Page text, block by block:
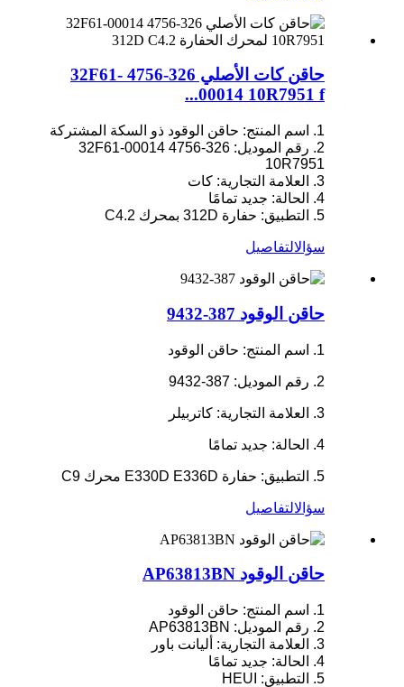
حاقن كات الأصلي 326-4756 32F61-
00014 10R7951 f...
1. اسم المنتج: حاقن الوقود ذو السكة المشتركة
2. رقم الموديل: 326-4756 32F61-00014
10R7951
3. العلامة التجارية: كات
4. الحالة: جديد تمامًا
5. التطبيق: حفارة 312D بمحرك C4.2
سؤالالتفاصيل
حاقن الوقود 387-9432
1. اسم المنتج: حاقن الوقود
2. رقم الموديل: 387-9432
3. العلامة التجارية: كاتربيلر
4. الحالة: جديد تمامًا
5. التطبيق: حفارة E330D E336D محرك C9
سؤالالتفاصيل
حاقن الوقود AP63813BN
1. اسم المنتج: حاقن الوقود
2. رقم الموديل: AP63813BN
3. العلامة التجارية: أليانت باور
4. الحالة: جديد تمامًا
5. التطبيق: HEUI